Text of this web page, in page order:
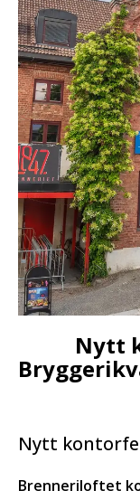
Nytt
Nytt
Brenneriloftet